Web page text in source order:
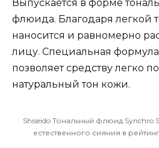
Выпускается в форме
флюида. Благодаря легкой
наносится и равномерно
лицу. Специальная
позволяет средству легко
натуральный тон кожи.
Shiseido Тональный флюид
естественного сияния в